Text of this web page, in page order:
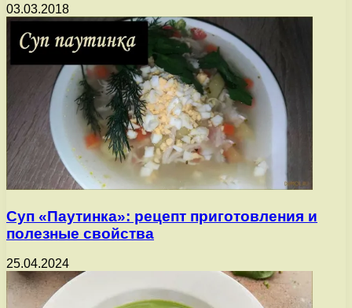
03.03.2018
Суп «Паутинка»: рецепт приготовления и
полезные свойства
25.04.2024